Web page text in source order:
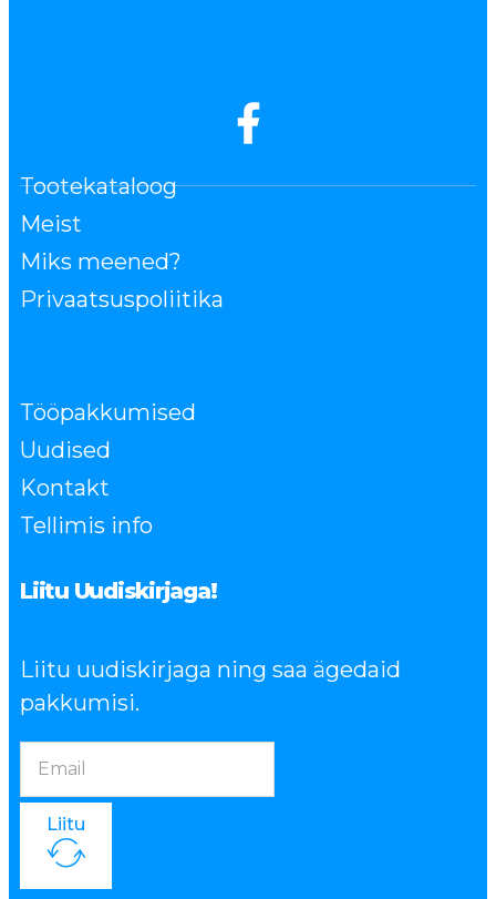
Tootekataloog
Meist
Miks meened?
Privaatsuspoliitika
Tööpakkumised
Uudised
Kontakt
Tellimis info
Liitu Uudiskirjaga!
Liitu uudiskirjaga ning saa ägedaid
pakkumisi.
Liitu